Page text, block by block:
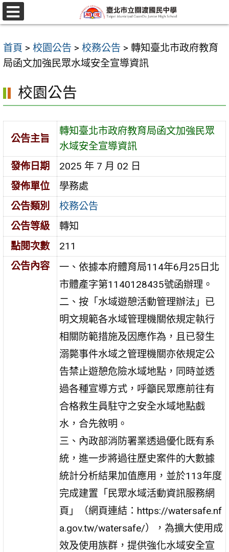
跳
至
要
內
區
選
單
首頁 > 校園公告 > 校務公告 > 轉知臺北市政府教育
局函文加強民眾水域安全宣導資訊
校園公告
公告主旨
轉知臺北市政府教育局函文加強民眾
水域安全宣導資訊
發佈日期
2025 年 7 月 02 日
發佈單位
學務處
公告類別
校務公告
公告等級
轉知
點閱次數
211
公告內容
一、依據本府體育局114年6月25日北
市體產字第1140128435號函辦理。
二、按「水域遊憩活動管理辦法」已
明文規範各水域管理機關依規定執行
相關防範措施及因應作為，且已發生
溺斃事件水域之管理機關亦依規定公
告禁止遊憩危險水域地點，同時並透
過各種宣導方式，呼籲民眾應前往有
合格救生員駐守之安全水域地點戲
水，合先敘明。
三、內政部消防署業透過優化既有系
統，進一步將過往歷史案件的大數據
統計分析結果加值應用，並於113年度
完成建置「民眾水域活動資訊服務網
頁」（網頁連結：https://watersafe.nf
a.gov.tw/watersafe/），為擴大使用成
效及使用族群，提供強化水域安全宣